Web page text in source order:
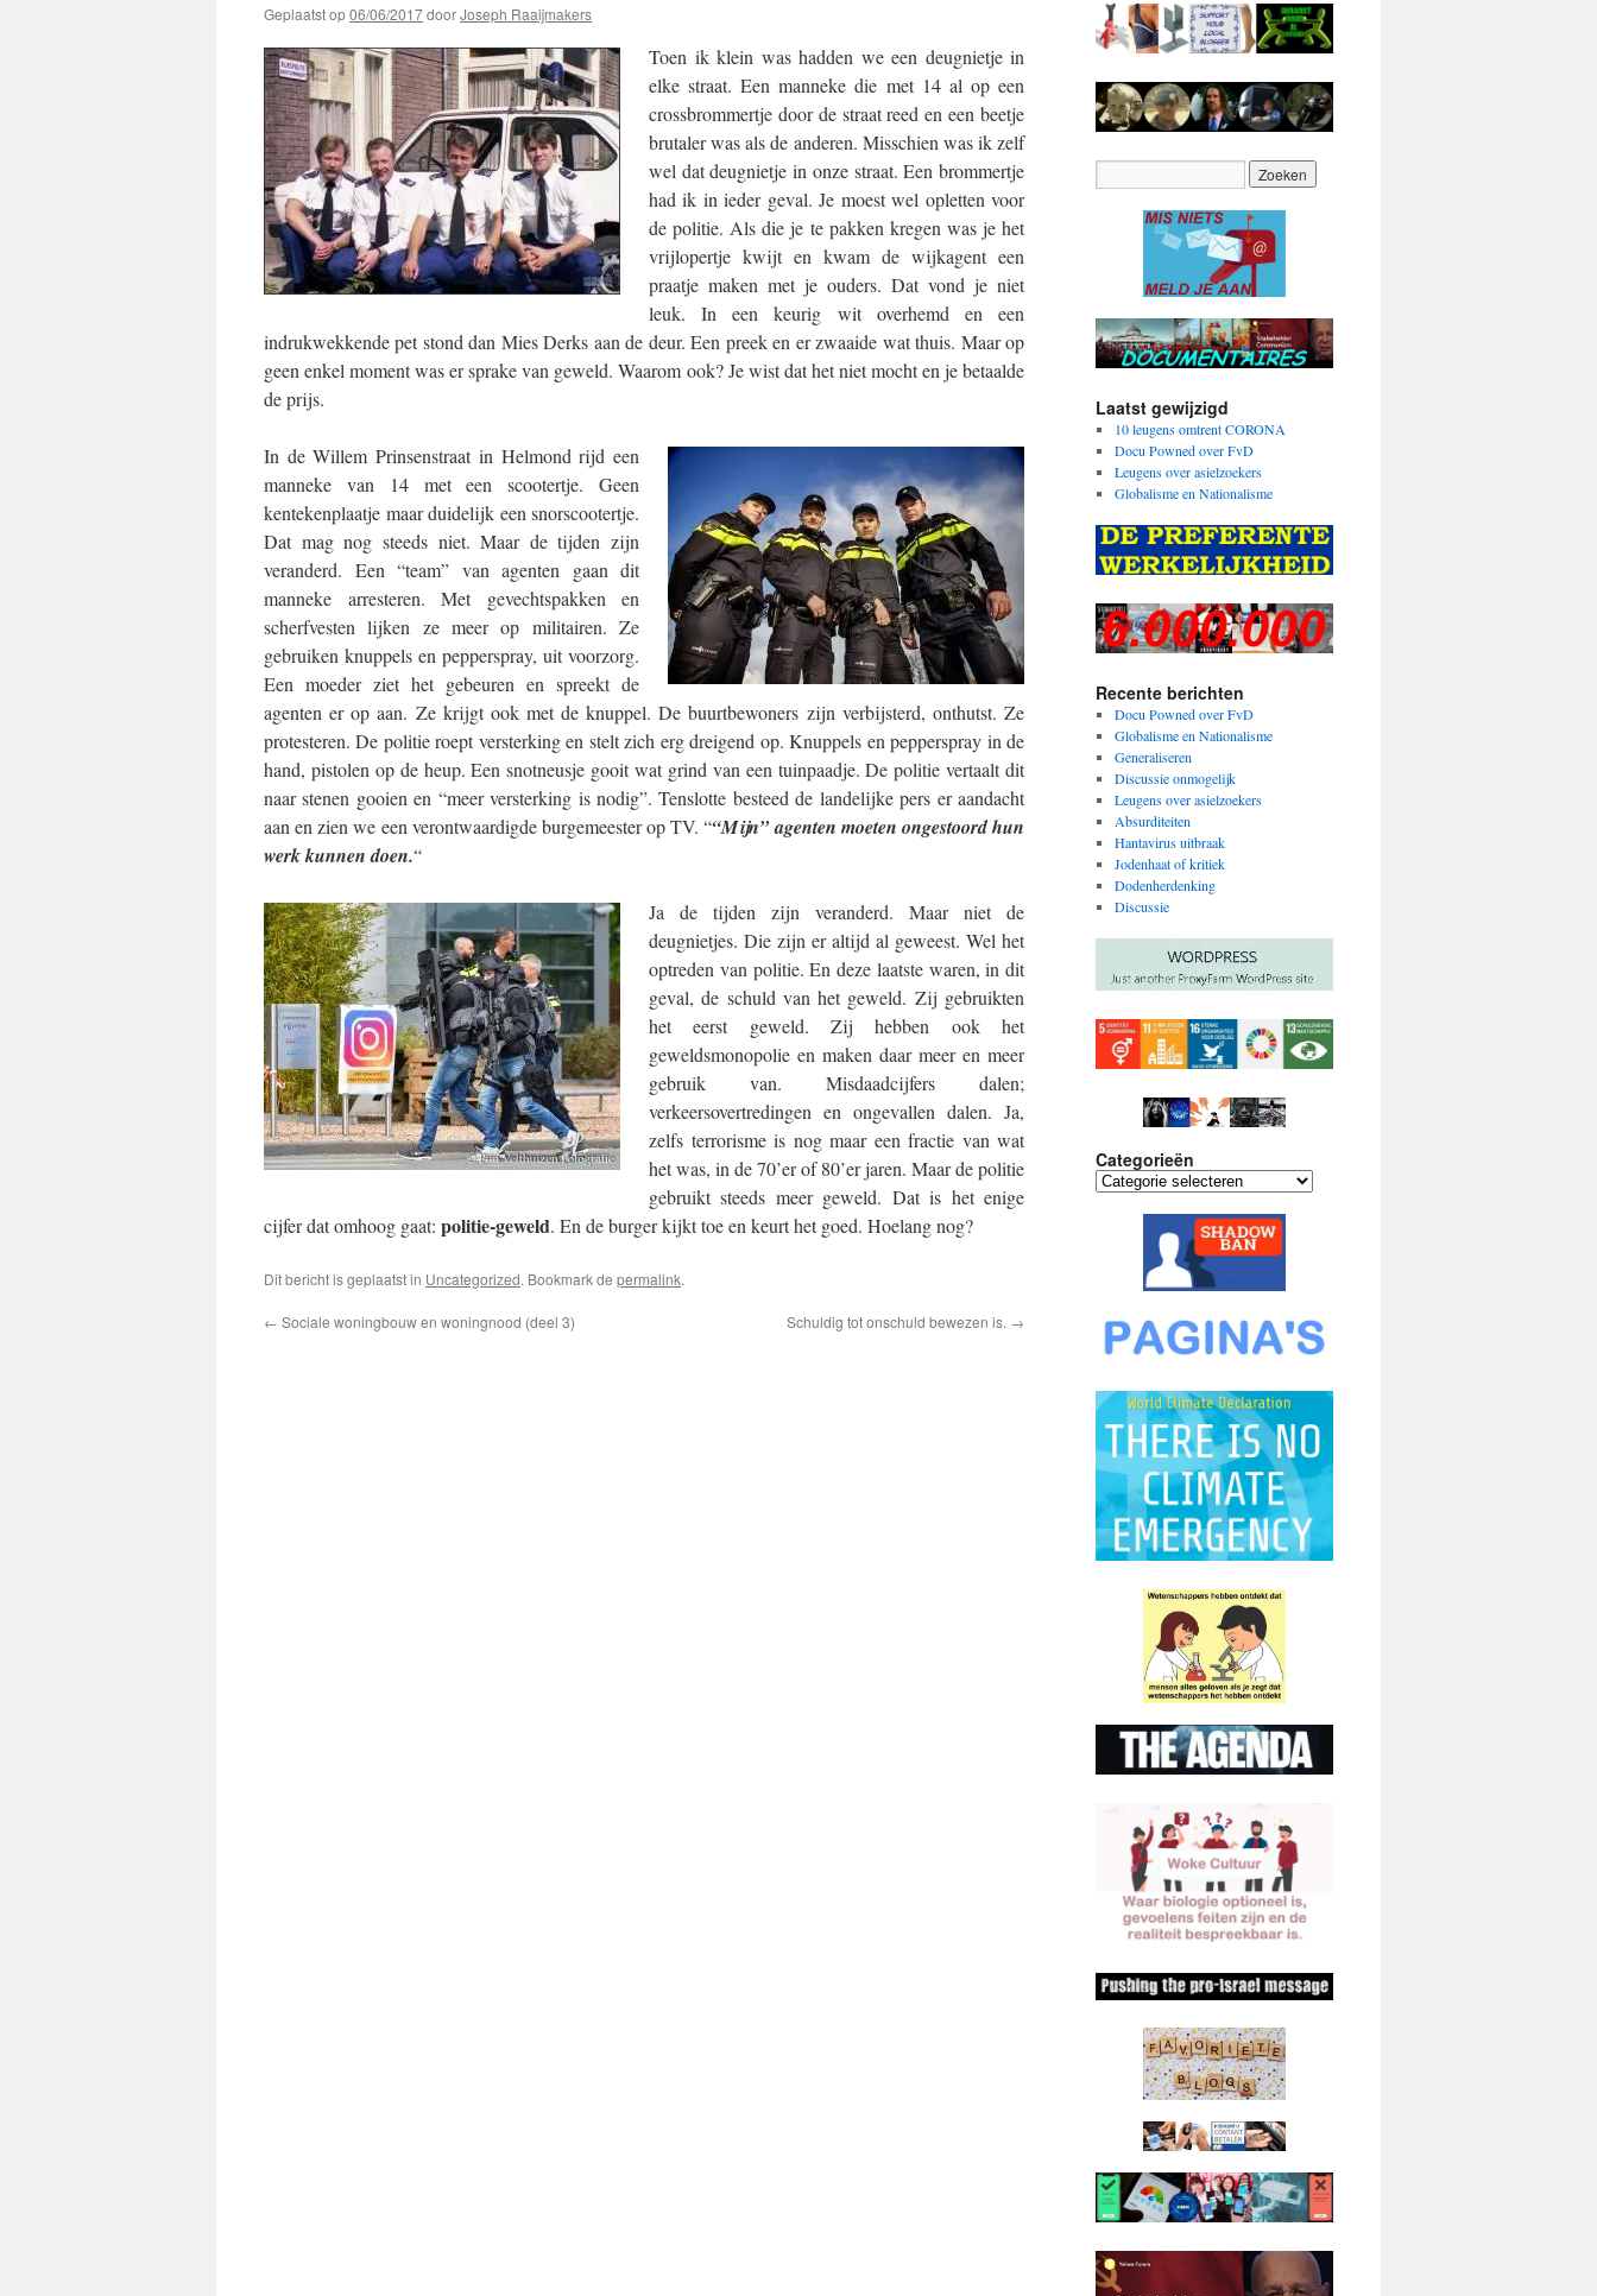
Geplaatst op06/06/2017doorJoseph Raaijmakers
Toen ik klein was hadden we een deugnietje in
elke straat. Een manneke die met 14 al op een
crossbrommertje door de straat reed en een beetje
brutaler was als de anderen. Misschien was ik zelf
wel dat deugnietje in onze straat. Een brommertje
had ik in ieder geval. Je moest wel opletten voor
de politie. Als die je te pakken kregen was je het
vrijlopertje kwijt en kwam de wijkagent een
praatje maken met je ouders. Dat vond je niet
leuk. In een keurig wit overhemd en een
indrukwekkende pet stond dan Mies Derks aan de deur. Een preek en er zwaaide wat thuis. Maar op
geen enkel moment was er sprake van geweld. Waarom ook? Je wist dat het niet mocht en je betaalde
de prijs.
In de Willem Prinsenstraat in Helmond rijd een
manneke van 14 met een scootertje. Geen
kentekenplaatje maar duidelijk een snorscootertje.
Dat mag nog steeds niet. Maar de tijden zijn
veranderd. Een “team” van agenten gaan dit
manneke arresteren. Met gevechtspakken en
scherfvesten lijken ze meer op militairen. Ze
gebruiken knuppels en pepperspray, uit voorzorg.
Een moeder ziet het gebeuren en spreekt de
agenten er op aan. Ze krijgt ook met de knuppel. De buurtbewoners zijn verbijsterd, onthutst. Ze
protesteren. De politie roept versterking en stelt zich erg dreigend op. Knuppels en pepperspray in de
hand, pistolen op de heup. Een snotneusje gooit wat grind van een tuinpaadje. De politie vertaalt dit
naar stenen gooien en “meer versterking is nodig”. Tenslotte besteed de landelijke pers er aandacht
aan en zien we een verontwaardigde burgemeester op TV. ““Mijn” agenten moeten ongestoord hun
werk kunnen doen.“
Ja de tijden zijn veranderd. Maar niet de
deugnietjes. Die zijn er altijd al geweest. Wel het
optreden van politie. En deze laatste waren, in dit
geval, de schuld van het geweld. Zij gebruikten
het eerst geweld. Zij hebben ook het
geweldsmonopolie en maken daar meer en meer
gebruik van. Misdaadcijfers dalen;
verkeersovertredingen en ongevallen dalen. Ja,
zelfs terrorisme is nog maar een fractie van wat
het was, in de 70’er of 80’er jaren. Maar de politie
gebruikt steeds meer geweld. Dat is het enige
cijfer dat omhoog gaat: politie-geweld. En de burger kijkt toe en keurt het goed. Hoelang nog?
Dit bericht is geplaatst in Uncategorized. Bookmark de permalink.
← Sociale woningbouw en woningnood (deel 3) Schuldig tot onschuld bewezen is. →
Laatst gewijzigd
10 leugens omtrent CORONA
Docu Powned over FvD
Leugens over asielzoekers
Globalisme en Nationalisme
Recente berichten
Docu Powned over FvD
Globalisme en Nationalisme
Generaliseren
Discussie onmogelijk
Leugens over asielzoekers
Absurditeiten
Hantavirus uitbraak
Jodenhaat of kritiek
Dodenherdenking
Discussie
Categorieën
Categorieën